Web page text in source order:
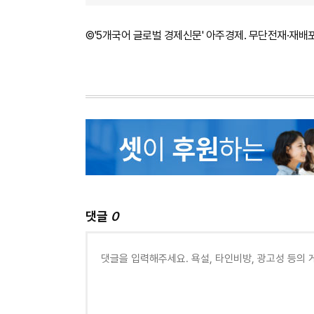
©'5개국어 글로벌 경제신문' 아주경제. 무단전재·재배
댓글 0